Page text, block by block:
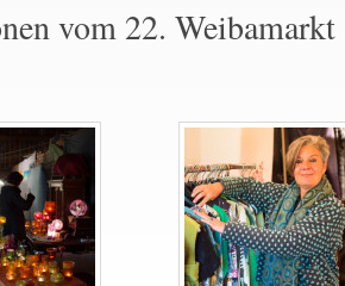
vom 22.